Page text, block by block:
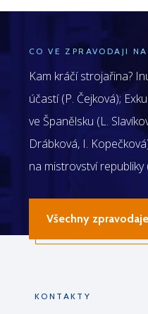
CO VE ZPRAVODAJI
Kam kráčí strojařina?
účastí (P. Čejková);
ve Španělsku (L.
Drábková, I.
na mistrovství
Všechny zpravodaje
KONTAKTY